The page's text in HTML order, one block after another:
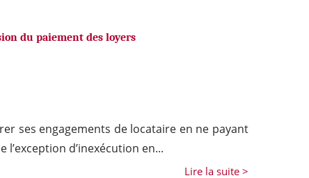
du paiement des loyers
ses engagements de locataire en ne payant
d’inexécution en...
Lire la suite >